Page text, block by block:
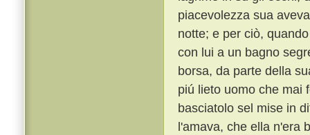
piacevolezza sua
notte; e per ciò,
con lui a un bagno
borsa, da parte della
piú lieto uomo che mai
basciatolo sel mise in
l'amava, che ella n'era